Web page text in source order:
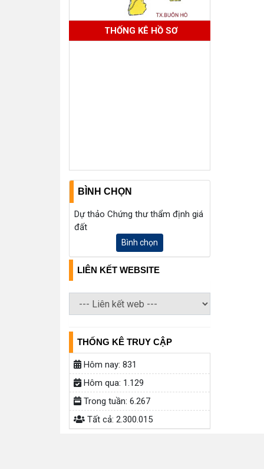
THỐNG KÊ HỒ SƠ
BÌNH CHỌN
Dự thảo Chứng thư thẩm định giá
đất
Bình chọn
LIÊN KẾT WEBSITE
THỐNG KÊ TRUY CẬP
Hôm nay: 831
Hôm qua: 1.129
Trong tuần: 6.267
Tất cả: 2.300.015